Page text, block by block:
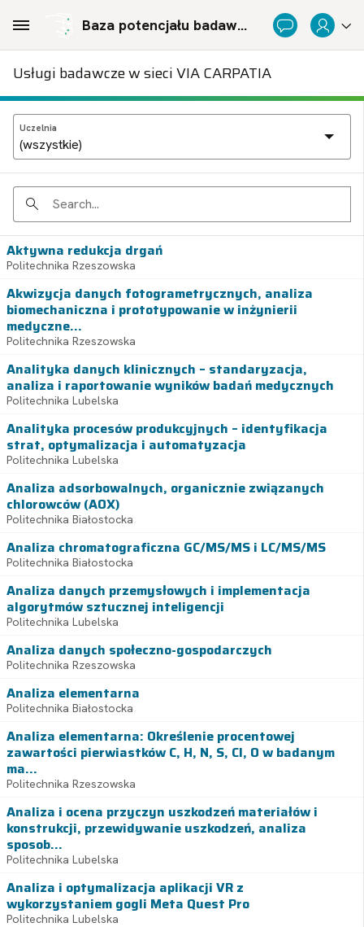
Baza potencjału badawczego Politechnicznej Sieci Via Carpatia im. Prezydenta RP Lecha Kaczyńskiego
Usługi badawcze w sieci VIA CARPATIA
Uczelnia
Search
Aktywna redukcja drgań
Politechnika Rzeszowska
Akwizycja danych fotogrametrycznych, analiza
biomechaniczna i prototypowanie w inżynierii
medyczne...
Politechnika Rzeszowska
Analityka danych klinicznych – standaryzacja,
analiza i raportowanie wyników badań medycznych
Politechnika Lubelska
Analityka procesów produkcyjnych – identyfikacja
strat, optymalizacja i automatyzacja
Politechnika Lubelska
Analiza adsorbowalnych, organicznie związanych
chlorowców (AOX)
Politechnika Białostocka
Analiza chromatograficzna GC/MS/MS i LC/MS/MS
Politechnika Białostocka
Analiza danych przemysłowych i implementacja
algorytmów sztucznej inteligencji
Politechnika Lubelska
Analiza danych społeczno-gospodarczych
Politechnika Rzeszowska
Analiza elementarna
Politechnika Białostocka
Analiza elementarna: Określenie procentowej
zawartości pierwiastków C, H, N, S, Cl, O w badanym
ma...
Politechnika Rzeszowska
Analiza i ocena przyczyn uszkodzeń materiałów i
konstrukcji, przewidywanie uszkodzeń, analiza
sposob...
Politechnika Lubelska
Analiza i optymalizacja aplikacji VR z
wykorzystaniem gogli Meta Quest Pro
Politechnika Lubelska